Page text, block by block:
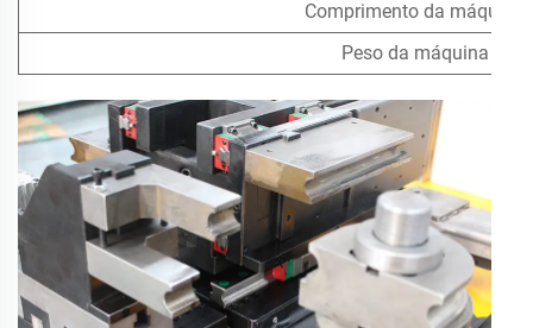
Comprimento da máquina
Peso da máquina